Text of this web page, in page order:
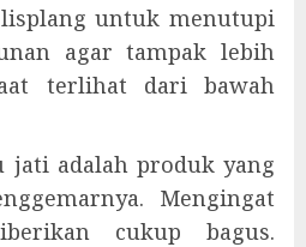
untuk menutupi
agar tampak lebih
terlihat dari bawah
jati adalah produk yang
Mengingat
cukup bagus.